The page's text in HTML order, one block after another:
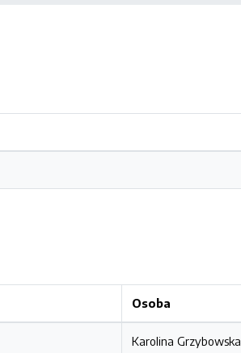
Osoba
Karolina Grzybowska